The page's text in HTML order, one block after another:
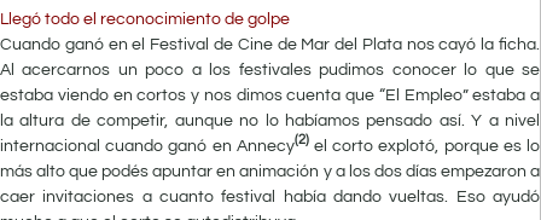
Llegó todo el reconocimiento de golpe
Cuando ganó en el Festival de Cine de Mar del Plata nos cayó la ficha.
Al acercarnos un poco a los festivales pudimos conocer lo que se
estaba viendo en cortos y nos dimos cuenta que “El Empleo” estaba a
la altura de competir, aunque no lo habíamos pensado así. Y a nivel
internacional cuando ganó en Annecy(2)el corto explotó, porque es lo
más alto que podés apuntar en animación y a los dos días empezaron a
caer invitaciones a cuanto festival había dando vueltas. Eso ayudó